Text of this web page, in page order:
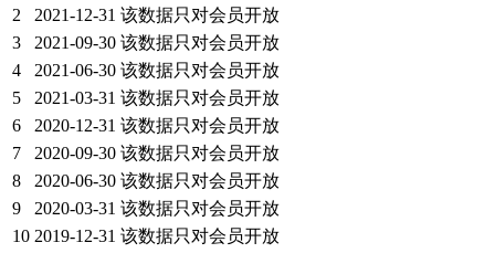
2
2021-12-31 该数据只对会员开放
3
2021-09-30 该数据只对会员开放
4
2021-06-30 该数据只对会员开放
5
2021-03-31 该数据只对会员开放
6
2020-12-31 该数据只对会员开放
7
2020-09-30 该数据只对会员开放
8
2020-06-30 该数据只对会员开放
9
2020-03-31 该数据只对会员开放
10 2019-12-31 该数据只对会员开放